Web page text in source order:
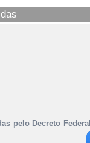
pelo Decreto Federal